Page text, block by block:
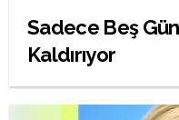
Sadece Beş
Kaldırıyor